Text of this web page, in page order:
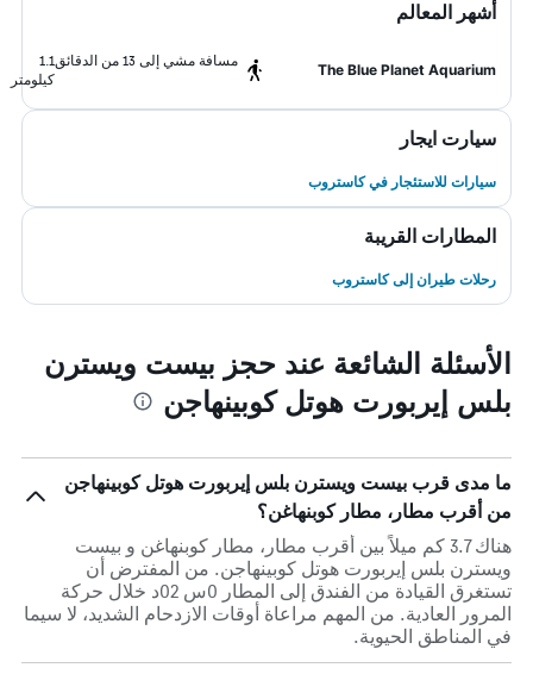
أشهر المعالم
The Blue Planet Aquarium
مسافة مشي إلى 13 من الدقائق
1.1
كيلومتر
سيارت ايجار
سيارات للاستئجار في كاستروب
المطارات القريبة
رحلات طيران إلى كاستروب
الأسئلة الشائعة عند حجز بيست ويسترن
بلس إيربورت هوتل كوبينهاجن
ما مدى قرب بيست ويسترن بلس إيربورت هوتل كوبينهاجن
من أقرب مطار، مطار كوبنهاغن؟
هناك 3.7 كم ميلاً بين أقرب مطار، مطار كوبنهاغن و بيست
ويسترن بلس إيربورت هوتل كوبينهاجن. من المفترض أن
تستغرق القيادة من الفندق إلى المطار 0س 02د خلال حركة
المرور العادية. من المهم مراعاة أوقات الازدحام الشديد، لا سيما
في المناطق الحيوية.